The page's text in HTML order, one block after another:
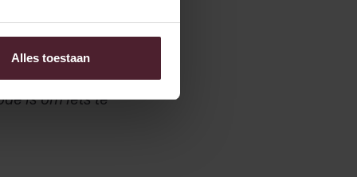
Alles toestaan
is om iets te